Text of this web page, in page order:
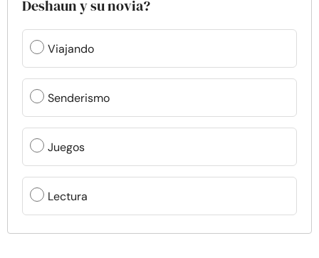
Deshaun y su novia?
Viajando
Senderismo
Juegos
Lectura